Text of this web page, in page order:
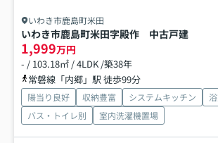
いわき市鹿島町米田
いわき市鹿島町米田字殿作 中古戸建
1,999万円
- / 103.18㎡ / 4LDK /築38年
常磐線「内郷」駅 徒歩99分
陽当り良好 収納豊富 システムキッチン
バス・トイレ別
室内洗濯機置場